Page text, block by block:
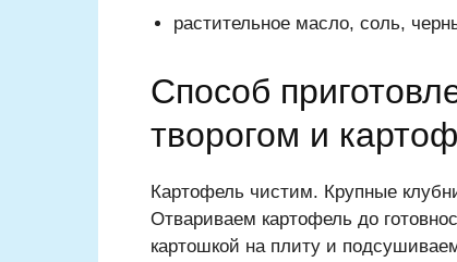
растительное масло, соль,
Способ
творогом и
Картофель чистим. Крупные
Отвариваем картофель до
картошкой на плиту и